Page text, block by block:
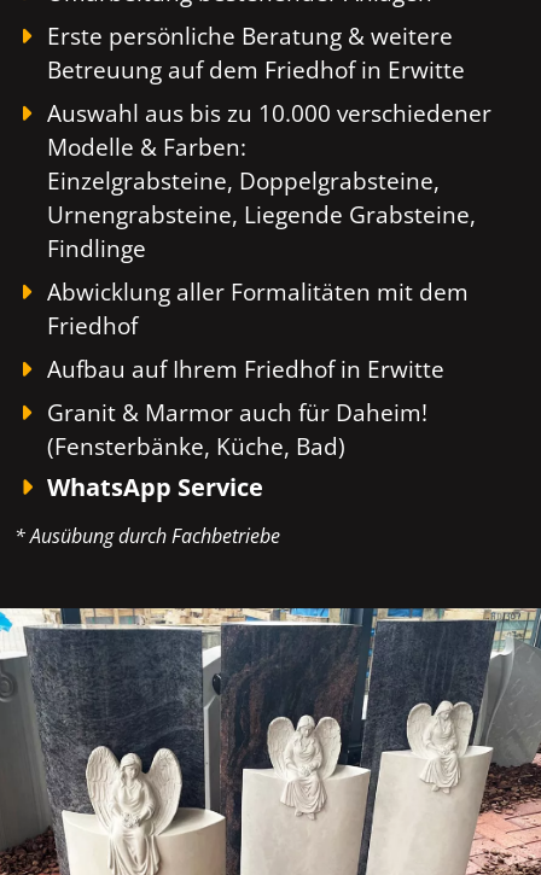
Erste persönliche Beratung & weitere
Betreuung auf dem Friedhof in Erwitte
Auswahl aus bis zu 10.000 verschiedener
Modelle & Farben:
Einzelgrabsteine, Doppelgrabsteine,
Urnengrabsteine, Liegende Grabsteine,
Findlinge
Abwicklung aller Formalitäten mit dem
Friedhof
Aufbau auf Ihrem Friedhof in Erwitte
Granit & Marmor auch für Daheim!
(Fensterbänke, Küche, Bad)
WhatsApp Service
* Ausübung durch Fachbetriebe